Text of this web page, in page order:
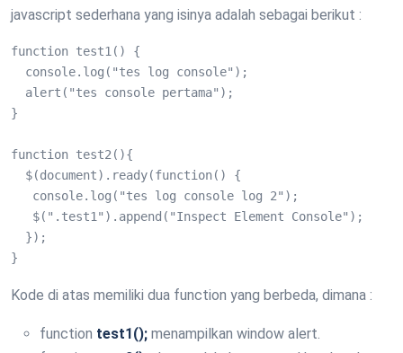
javascript sederhana yang isinya adalah sebagai berikut :
function test1() {
  console.log("tes log console");
  alert("tes console pertama");
}
function test2(){
  $(document).ready(function() {
   console.log("tes log console log 2");
   $(".test1").append("Inspect Element Console");
  });
}
Kode di atas memiliki dua function yang berbeda, dimana :
function test1(); menampilkan window alert.